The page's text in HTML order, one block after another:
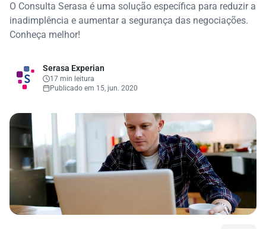
O Consulta Serasa é uma solução específica para reduzir a
inadimplência e aumentar a segurança das negociações.
Conheça melhor!
Serasa Experian
17 min leitura
Publicado em 15, jun. 2020